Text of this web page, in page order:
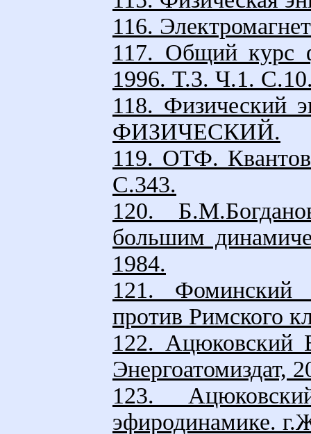
116.
117. Общий курс
1996. Т.3. Ч.1.
118. Физический
ФИЗИЧЕСКИЙ.
119. ОТФ.
С.343.
120.
большим
1984.
121. Фоминский
против Римского
122. Ацюковский
Энергоатомиздат,
123.
эфиродинамике.